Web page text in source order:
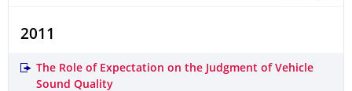
2011
The Role of Expectation on the Judgment of Vehicle
Sound Quality